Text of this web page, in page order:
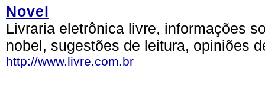
Novel
Livraria eletrônica livre, informações
nobel, sugestões de leitura, opiniões
http://www.livre.com.br